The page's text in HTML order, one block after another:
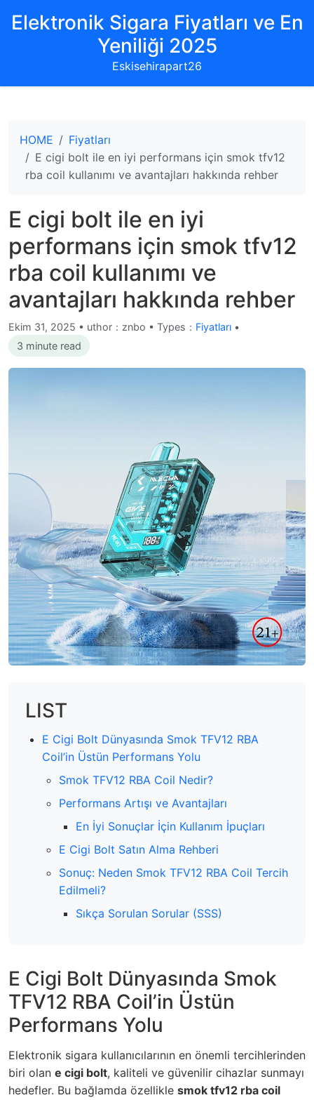
Elektronik Sigara Fiyatları ve En
Yeniliği 2025
Eskisehirapart26
HOME
Fiyatları
E cigi bolt ile en iyi performans için smok tfv12
rba coil kullanımı ve avantajları hakkında rehber
E cigi bolt ile en iyi
performans için smok tfv12
rba coil kullanımı ve
avantajları hakkında rehber
Ekim 31, 2025 • uthor：znbo • Types： Fiyatları •
3 minute read
LIST
E Cigi Bolt Dünyasında Smok TFV12 RBA
Coil’in Üstün Performans Yolu
Smok TFV12 RBA Coil Nedir?
Performans Artışı ve Avantajları
En İyi Sonuçlar İçin Kullanım İpuçları
E Cigi Bolt Satın Alma Rehberi
Sonuç: Neden Smok TFV12 RBA Coil Tercih
Edilmeli?
Sıkça Sorulan Sorular (SSS)
E Cigi Bolt Dünyasında Smok
TFV12 RBA Coil’in Üstün
Performans Yolu
Elektronik sigara kullanıcılarının en önemli tercihlerinden
biri olan e cigi bolt, kaliteli ve güvenilir cihazlar sunmayı
hedefler. Bu bağlamda özellikle smok tfv12 rba coil